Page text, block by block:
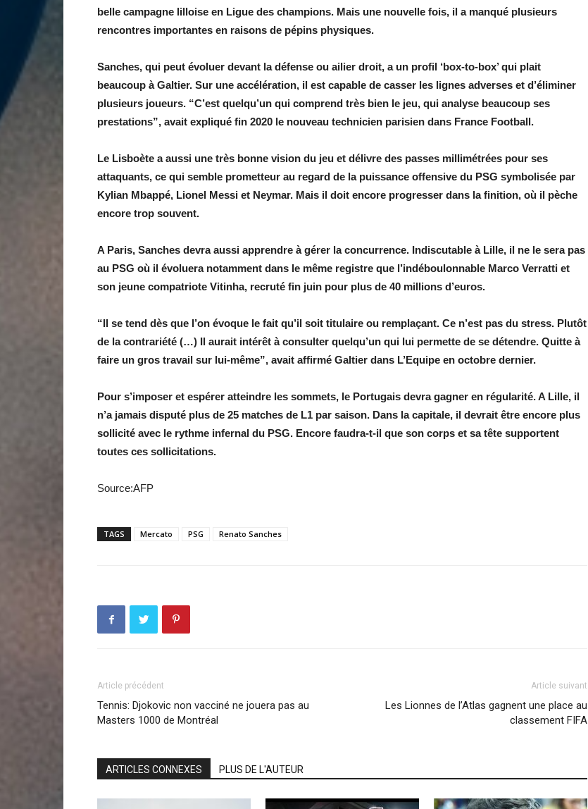
belle campagne lilloise en Ligue des champions. Mais une nouvelle fois, il a manqué plusieurs
rencontres importantes en raisons de pépins physiques.
Sanches, qui peut évoluer devant la défense ou ailier droit, a un profil ‘box-to-box’ qui plait
beaucoup à Galtier. Sur une accélération, il est capable de casser les lignes adverses et d’éliminer
plusieurs joueurs. “C’est quelqu’un qui comprend très bien le jeu, qui analyse beaucoup ses
prestations”, avait expliqué fin 2020 le nouveau technicien parisien dans France Football.
Le Lisboète a aussi une très bonne vision du jeu et délivre des passes millimétrées pour ses
attaquants, ce qui semble prometteur au regard de la puissance offensive du PSG symbolisée par
Kylian Mbappé, Lionel Messi et Neymar. Mais il doit encore progresser dans la finition, où il pèche
encore trop souvent.
A Paris, Sanches devra aussi apprendre à gérer la concurrence. Indiscutable à Lille, il ne le sera pas
au PSG où il évoluera notamment dans le même registre que l’indéboulonnable Marco Verratti et
son jeune compatriote Vitinha, recruté fin juin pour plus de 40 millions d’euros.
“Il se tend dès que l’on évoque le fait qu’il soit titulaire ou remplaçant. Ce n’est pas du stress. Plutôt
de la contrariété (…) Il aurait intérêt à consulter quelqu’un qui lui permette de se détendre. Quitte à
faire un gros travail sur lui-même”, avait affirmé Galtier dans L’Equipe en octobre dernier.
Pour s’imposer et espérer atteindre les sommets, le Portugais devra gagner en régularité. A Lille, il
n’a jamais disputé plus de 25 matches de L1 par saison. Dans la capitale, il devrait être encore plus
sollicité avec le rythme infernal du PSG. Encore faudra-t-il que son corps et sa tête supportent
toutes ces sollicitations.
Source:AFP
TAGS Mercato PSG Renato Sanches
Article précédent
Tennis: Djokovic non vacciné ne jouera pas au
Masters 1000 de Montréal
Article suivant
Les Lionnes de l’Atlas gagnent une place au
classement FIFA
ARTICLES CONNEXES PLUS DE L'AUTEUR